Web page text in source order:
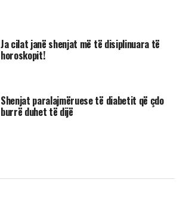
Ja cilat janë shenjat më të disiplinuara të
horoskopit!
Shenjat paralajmëruese të diabetit që çdo
burrë duhet të dijë